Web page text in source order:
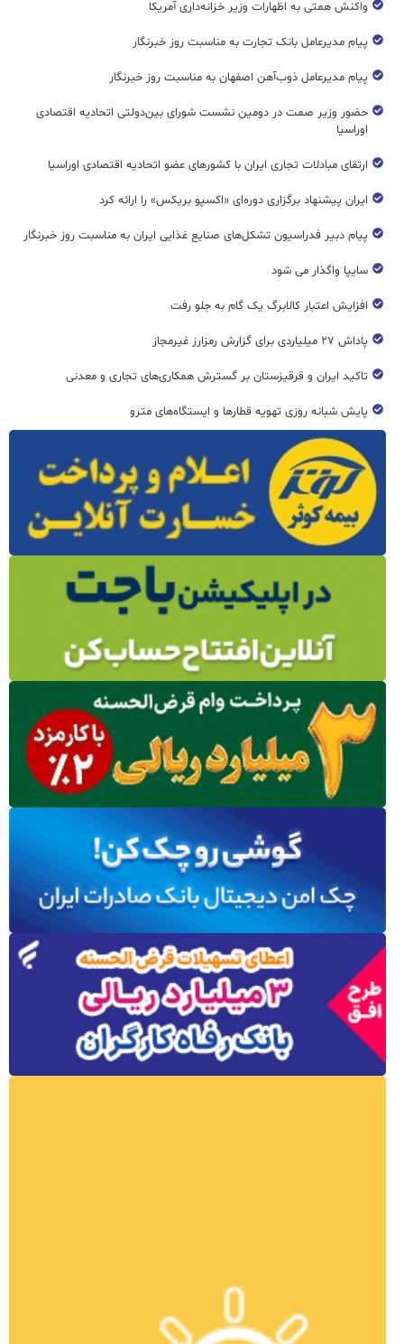
واکنش همتی به اظهارات وزیر خزانه‌داری آمریکا
پیام مدیرعامل بانک تجارت به مناسبت روز خبرنگار
پیام مدیرعامل ذوب‌آهن اصفهان به مناسبت روز خبرنگار
حضور وزیر صمت در دومین نشست شورای بین‌دولتی اتحادیه اقتصادی
اوراسیا
ارتقای مبادلات تجاری ایران با کشورهای عضو اتحادیه اقتصادی اوراسیا
ایران پیشنهاد برگزاری دوره‌ای «اکسپو بریکس» را ارائه کرد
پیام دبیر فدراسیون تشکل‌های صنایع غذایی ایران به مناسبت روز خبرنگار
سایپا واگذار می شود
افزایش اعتبار کالابرگ یک گام به جلو رفت
پاداش ۲۷ میلیاردی برای گزارش رمزارز غیرمجاز
تاکید ایران و قرقیزستان بر گسترش همکاری‌های تجاری و معدنی
پایش شبانه روزی تهویه قطار‌ها و ایستگاه‌های مترو